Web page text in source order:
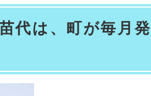
代は、町が毎月発